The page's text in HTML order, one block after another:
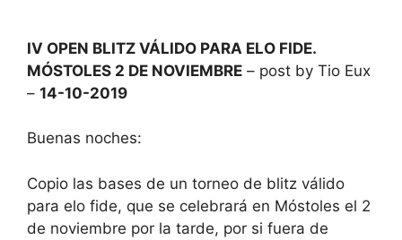
IV OPEN BLITZ VÁLIDO PARA ELO FIDE.
MÓSTOLES 2 DE NOVIEMBRE – post by Tio Eux
– 14-10-2019
Buenas noches:
Copio las bases de un torneo de blitz válido
para elo fide, que se celebrará en Móstoles el 2
de noviembre por la tarde, por si fuera de